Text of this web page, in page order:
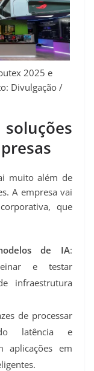
2025 e
Divulgação /
muito além de
A empresa vai
que
de IA:
e testar
infraestrutura
de processar
latência e
aplicações em